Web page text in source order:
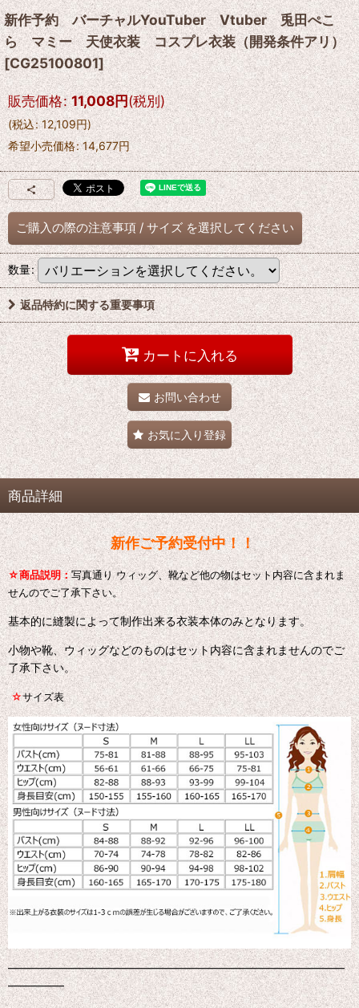
新作予約 バーチャルYouTuber Vtuber 兎田ぺこ
ら マミー 天使衣装 コスプレ衣装（開発条件アリ）
[CG25100801]
販売価格: 11,008円(税別)
(税込: 12,109円)
希望小売価格: 14,677円
ご購入の際の注意事項 / サイズ を選択してください
数量:
返品特約に関する重要事項
カートに入れる
お問い合わせ
お気に入り登録
商品詳細
新作ご予約受付中！！
☆商品説明：写真通り ウィッグ、靴など他の物はセット内容に含まれま
せんのでご了承下さい。
基本的に縫製によって制作出来る衣装本体のみとなります。
小物や靴、ウィッグなどのものはセット内容に含まれませんのでご
了承下さい。
☆サイズ表
━━━━━━━━━━━━━━━━━━━━━━━━━━━━━━
━━━━━